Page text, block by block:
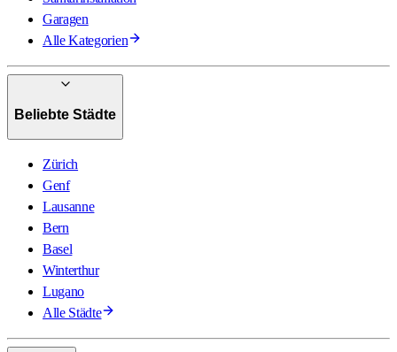
Garagen
Alle Kategorien
Beliebte Städte
Zürich
Genf
Lausanne
Bern
Basel
Winterthur
Lugano
Alle Städte